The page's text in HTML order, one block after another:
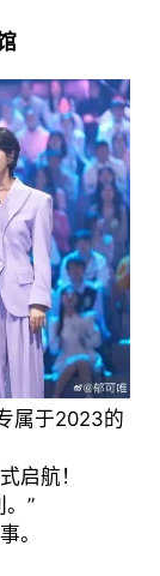
属于2023的
启航！
”
。